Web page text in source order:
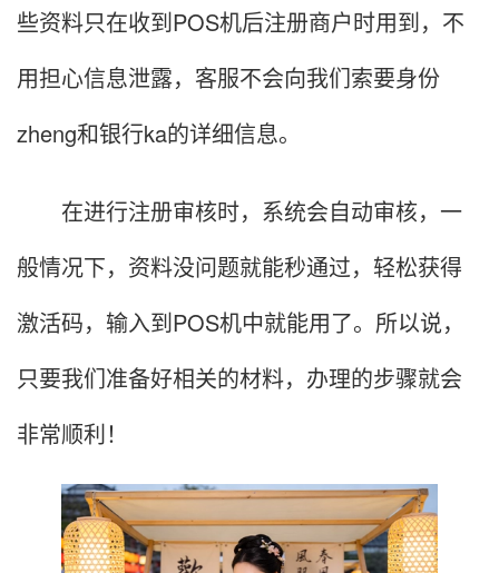
些资料只在收到POS机后注册商户时用到，不
用担心信息泄露，客服不会向我们索要身份
zheng和银行ka的详细信息。
在进行注册审核时，系统会自动审核，一
般情况下，资料没问题就能秒通过，轻松获得
激活码，输入到POS机中就能用了。所以说，
只要我们准备好相关的材料，办理的步骤就会
非常顺利！